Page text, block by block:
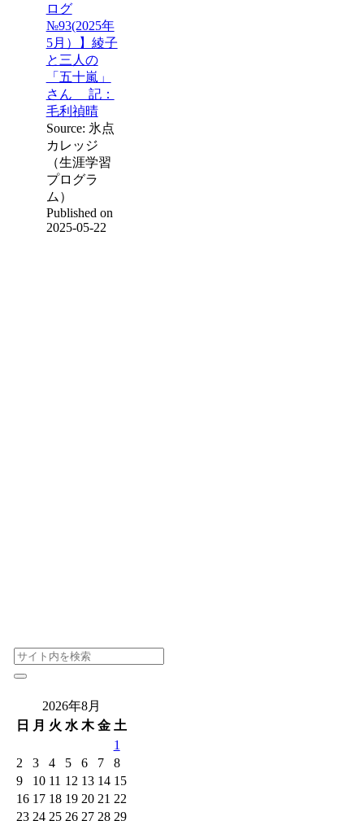
ログ
№93(2025年
5月）】綾子
と三人の
「五十嵐」
さん 記：
毛利禎晴
Source: 氷点
カレッジ
（生涯学習
プログラ
ム）
Published on
2025-05-22
2026年8月
日
月 火 水 木 金 土
1
2
3 4 5 6 7
8
9
10 11 12 13 14 15
16 17 18 19 20 21 22
23 24 25 26 27 28 29